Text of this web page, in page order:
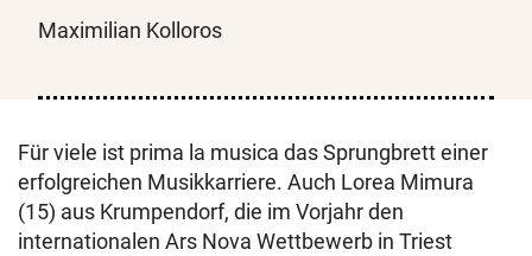
Maximilian Kolloros
Für viele ist prima la musica das Sprungbrett einer
erfolgreichen Musikkarriere. Auch Lorea Mimura
(15) aus Krumpendorf, die im Vorjahr den
internationalen Ars Nova Wettbewerb in Triest